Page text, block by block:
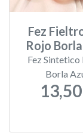
Fez
Rojo
Fez Sintetico
Borla